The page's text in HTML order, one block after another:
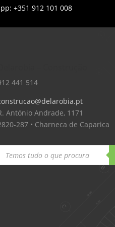
+351 912 101 008
441 514
António Andrade, 1171
287 • Charneca de Caparica
search